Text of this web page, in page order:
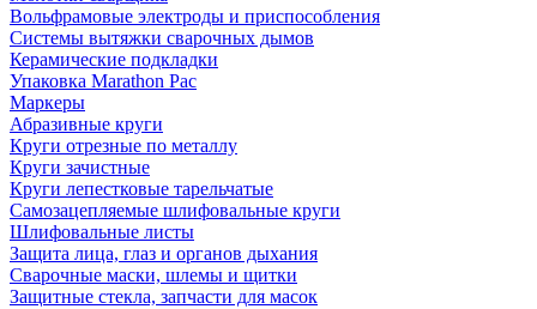
Вольфрамовые электроды и приспособления
Системы вытяжки сварочных дымов
Керамические подкладки
Упаковка Marathon Pac
Маркеры
Абразивные круги
Круги отрезные по металлу
Круги зачистные
Круги лепестковые тарельчатые
Самозацепляемые шлифовальные круги
Шлифовальные листы
Защита лица, глаз и органов дыхания
Сварочные маски, шлемы и щитки
Защитные стекла, запчасти для масок